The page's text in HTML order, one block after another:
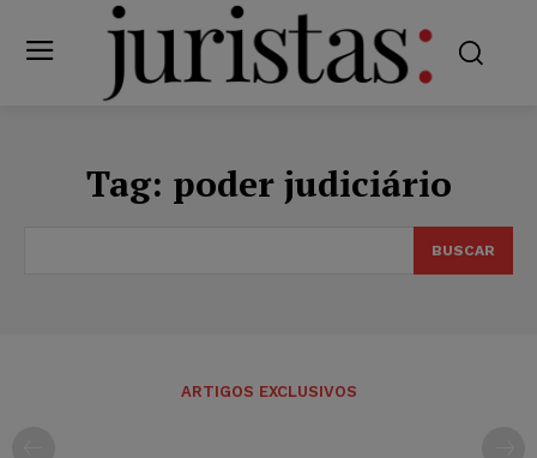
Tag: poder judiciário
BUSCAR
ARTIGOS EXCLUSIVOS